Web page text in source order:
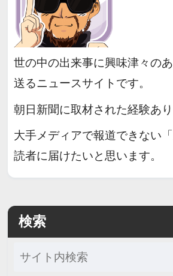
世の中の出来事に興味津々の
送るニュースサイトです。
朝日新聞に取材された経験あり
大手メディアで報道できない
読者に届けたいと思います。
検索